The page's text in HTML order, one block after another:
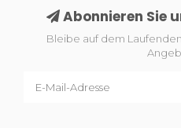
Abonnieren Sie
Bleibe auf dem